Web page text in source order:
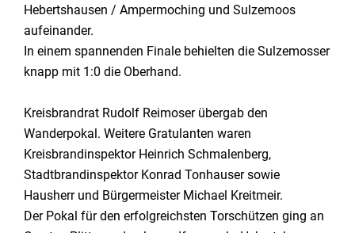
Hebertshausen / Ampermoching und Sulzemoos
aufeinander.
In einem spannenden Finale behielten die Sulzemosser
knapp mit 1:0 die Oberhand.
Kreisbrandrat Rudolf Reimoser übergab den
Wanderpokal. Weitere Gratulanten waren
Kreisbrandinspektor Heinrich Schmalenberg,
Stadtbrandinspektor Konrad Tonhauser sowie
Hausherr und Bürgermeister Michael Kreitmeir.
Der Pokal für den erfolgreichsten Torschützen ging an